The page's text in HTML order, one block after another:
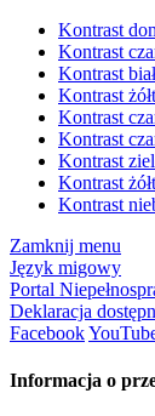
Kontrast
Kontrast
Kontrast
Kontrast
Kontrast
Kontrast
Kontrast
Kontrast
Kontrast
Zamknij menu
Język migowy
Portal
Deklaracja
Facebook
Informacja o